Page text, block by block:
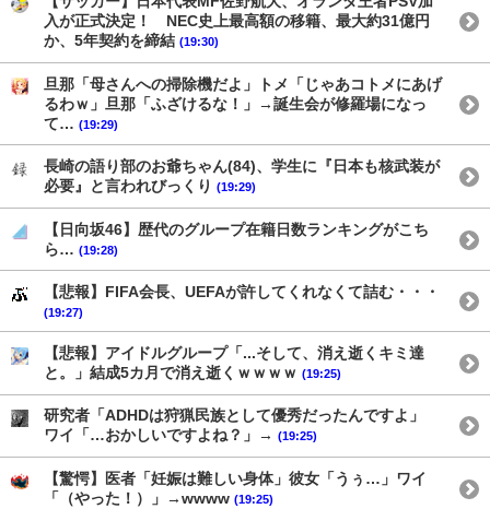
入が正式決定！ NEC史上最高額の移籍、最大約31億円
か、5年契約を締結 (19:30)
旦那「母さんへの掃除機だよ」トメ「じゃあコトメにあげ
るわｗ」旦那「ふざけるな！」→誕生会が修羅場になっ
て… (19:29)
長崎の語り部のお爺ちゃん(84)、学生に『日本も核武装が
必要』と言われびっくり (19:29)
【日向坂46】歴代のグループ在籍日数ランキングがこち
ら… (19:28)
【悲報】FIFA会長、UEFAが許してくれなくて詰む・・・
(19:27)
【悲報】アイドルグループ「...そして、消え逝くキミ達
と。」結成5カ月で消え逝くｗｗｗｗ (19:25)
研究者「ADHDは狩猟民族として優秀だったんですよ」
ワイ「…おかしいですよね？」→ (19:25)
【驚愕】医者「妊娠は難しい身体」彼女「うぅ…」ワイ
「（やった！）」→wwww (19:25)